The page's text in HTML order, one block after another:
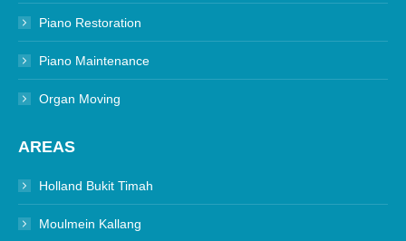
Piano Restoration
Piano Maintenance
Organ Moving
AREAS
Holland Bukit Timah
Moulmein Kallang